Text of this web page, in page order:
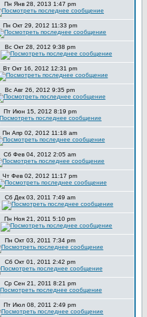
Пн Янв 28, 2013 1:47 pm
Пн Окт 29, 2012 11:33 pm
Вс Окт 28, 2012 9:38 pm
Вт Окт 16, 2012 12:31 pm
Вс Авг 26, 2012 9:35 pm
Пт Июн 15, 2012 8:19 pm
Пн Апр 02, 2012 11:18 am
Сб Фев 04, 2012 2:05 am
Чт Фев 02, 2012 11:17 pm
Сб Дек 03, 2011 7:49 am
Пн Ноя 21, 2011 5:10 pm
Пн Окт 03, 2011 7:34 pm
Сб Окт 01, 2011 2:42 pm
Ср Сен 21, 2011 8:21 pm
Пт Июл 08, 2011 2:49 pm